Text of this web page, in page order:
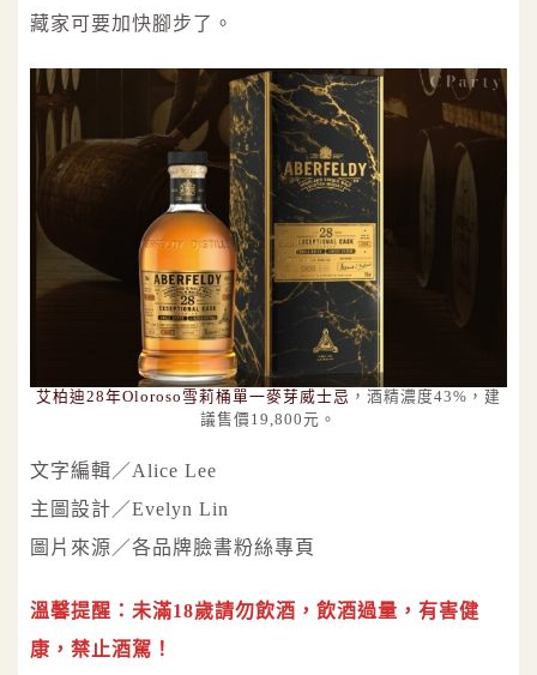
藏家可要加快腳步了。
艾柏迪28年Oloroso雪莉桶單一麥芽威士忌 ，酒精濃度43%，建
議售價19,800元。
文字編輯／Alice Lee
主圖設計／Evelyn Lin
圖片來源／各品牌臉書粉絲專頁
溫馨提醒：未滿18歲請勿飲酒，飲酒過量，有害健
康，禁止酒駕！